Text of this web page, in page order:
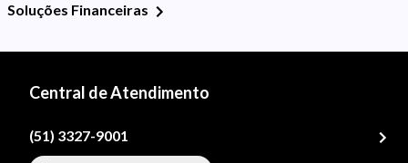
Soluções Financeiras
Central de Atendimento
(51) 3327-9001